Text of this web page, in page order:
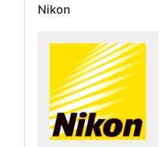
Nikon